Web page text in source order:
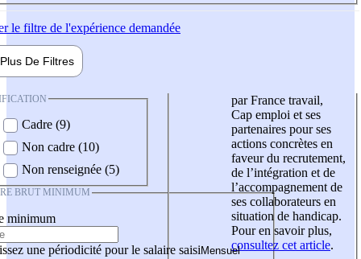
le filtre de l'expérience demandée
Plus De Filtres
Cadre (9)
Non cadre (10)
Non renseignée (5)
BRUT MINIMUM
minimum
une périodicité pour le salaire saisi
par France travail,
Cap emploi et ses
partenaires pour ses
actions concrètes en
faveur du recrutement,
de l’intégration et de
l’accompagnement de
ses collaborateurs en
situation de handicap.
Pour en savoir plus,
consultez cet article.